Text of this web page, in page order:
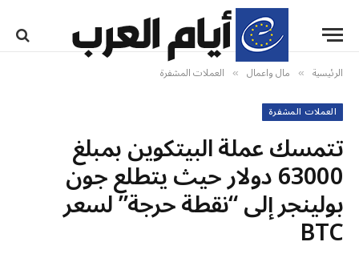
الرئيسية » مال واعمال » العملات المشفرة
العملات المشفرة
تتمسك عملة البيتكوين بمبلغ
63000 دولار حيث يتطلع جون
بولينجر إلى “نقطة حرجة” لسعر
BTC